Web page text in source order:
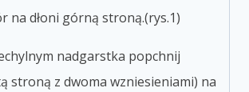
na dłoni górną stroną.(rys.1)
nadgarstka popchnij
stroną z dwoma wzniesieniami) na